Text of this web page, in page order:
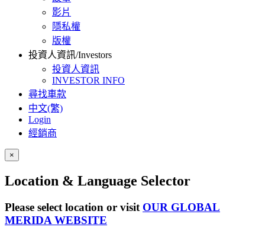
影片
隱私權
版權
投資人資訊/Investors
投資人資訊
INVESTOR INFO
尋找車款
中文(繁)
Login
經銷商
×
Location & Language Selector
Please select location or visit OUR GLOBAL
MERIDA WEBSITE